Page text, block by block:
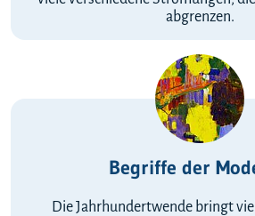
abgrenzen.
Begriffe der
Die Jahrhundertwende bringt